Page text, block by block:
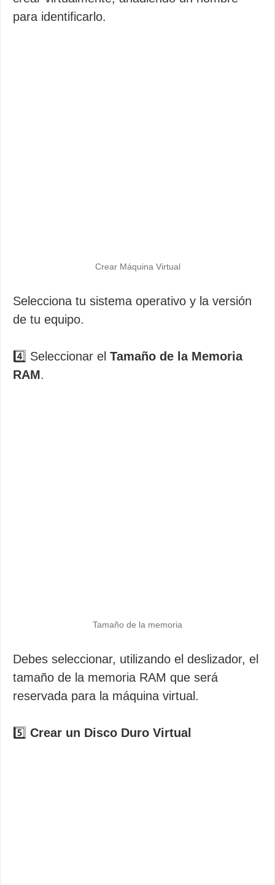
para identificarlo.
Crear Máquina Virtual
Selecciona tu sistema operativo y la versión
de tu equipo.
4️⃣ Seleccionar el Tamaño de la Memoria
RAM.
Tamaño de la memoria
Debes seleccionar, utilizando el deslizador, el
tamaño de la memoria RAM que será
reservada para la máquina virtual.
5️⃣ Crear un Disco Duro Virtual